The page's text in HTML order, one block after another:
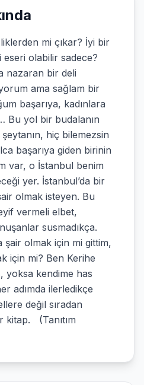
mi çıkar? İyi bir
olabilir sadece?
nazaran bir deli
ama sağlam bir
başarıya, kadınlara
Bu yol bir budalanın
hiç bilemezsin
başarıya giden birinin
var, o İstanbul benim
yer. İstanbul’da bir
olmak isteyen. Bu
vermeli elbet,
susmadıkça.
şair olmak için mi gittim,
için mi? Ben Kerihe
yoksa kendime has
adımda ilerledikçe
değil sıradan
kitap. (Tanıtım